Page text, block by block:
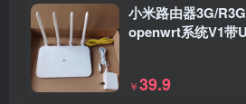
小米路由器3G/
openwrt系统V1带
￥39.9